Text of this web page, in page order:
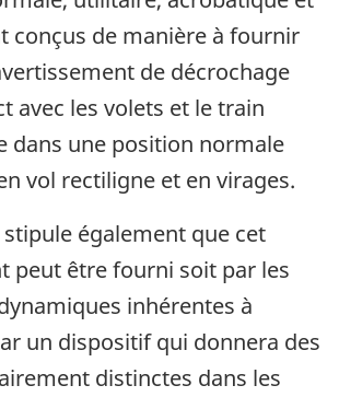
conçus de manière à fournir
de décrochage
avec les volets et le train
dans une position normale
vol rectiligne et en virages.
également que cet
peut être fourni soit par les
inhérentes à
un dispositif qui donnera des
distinctes dans les